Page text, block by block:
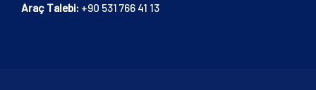
Araç Talebi: +90 531 766 41 13